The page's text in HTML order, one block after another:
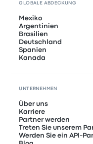
GLOBALE ABDECKUNG
Mexiko
Argentinien
Brasilien
Deutschland
Spanien
Kanada
UNTERNEHMEN
Über uns
Karriere
Partner werden
Treten Sie unserem
Werden Sie ein API-